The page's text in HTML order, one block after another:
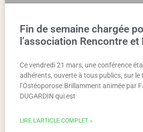
Fin de semaine chargée
l’association Rencontre
Ce vendredi 21 mars, une conférence
adhérents, ouverte à tous publics, sur le
l’Ostéoporose.Brillamment animée par
DUGARDIN qui est
LIRE L'ARTICLE COMPLET »